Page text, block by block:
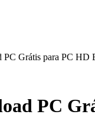
Grátis para PC HD
PC